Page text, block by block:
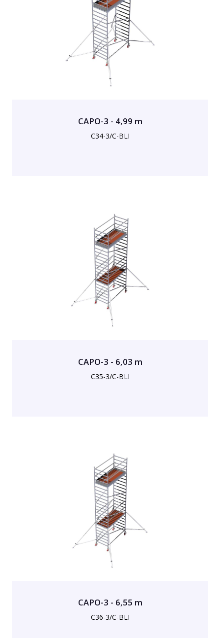
CAPO-3 - 4,99 m
C34-3/C-BLI
CAPO-3 - 6,03 m
C35-3/C-BLI
CAPO-3 - 6,55 m
C36-3/C-BLI